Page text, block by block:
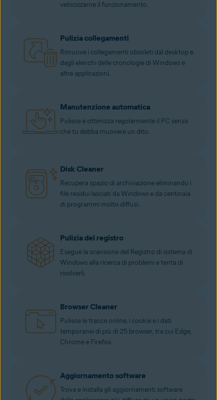
velocizzarne il funzionamento.
Pulizia collegamenti
Rimuove i collegamenti obsoleti dal desktop e
dagli elenchi delle cronologie di Windows e
altre applicazioni.
Manutenzione automatica
Pulisce e ottimizza regolarmente il PC senza
che tu debba muovere un dito.
Disk Cleaner
Recupera spazio di archiviazione eliminando i
file residui lasciati da Windows e da centinaia
di programmi molto diffusi.
Pulizia del registro
Esegue la scansione del Registro di sistema di
Windows alla ricerca di problemi e tenta di
risolverli.
Browser Cleaner
Pulisce le tracce online, i cookie e i dati
temporanei di più di 25 browser, tra cui Edge,
Chrome e Firefox.
Aggiornamento software
Trova e installa gli aggiornamenti software